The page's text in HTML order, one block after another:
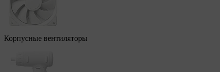
Корпусные вентиляторы